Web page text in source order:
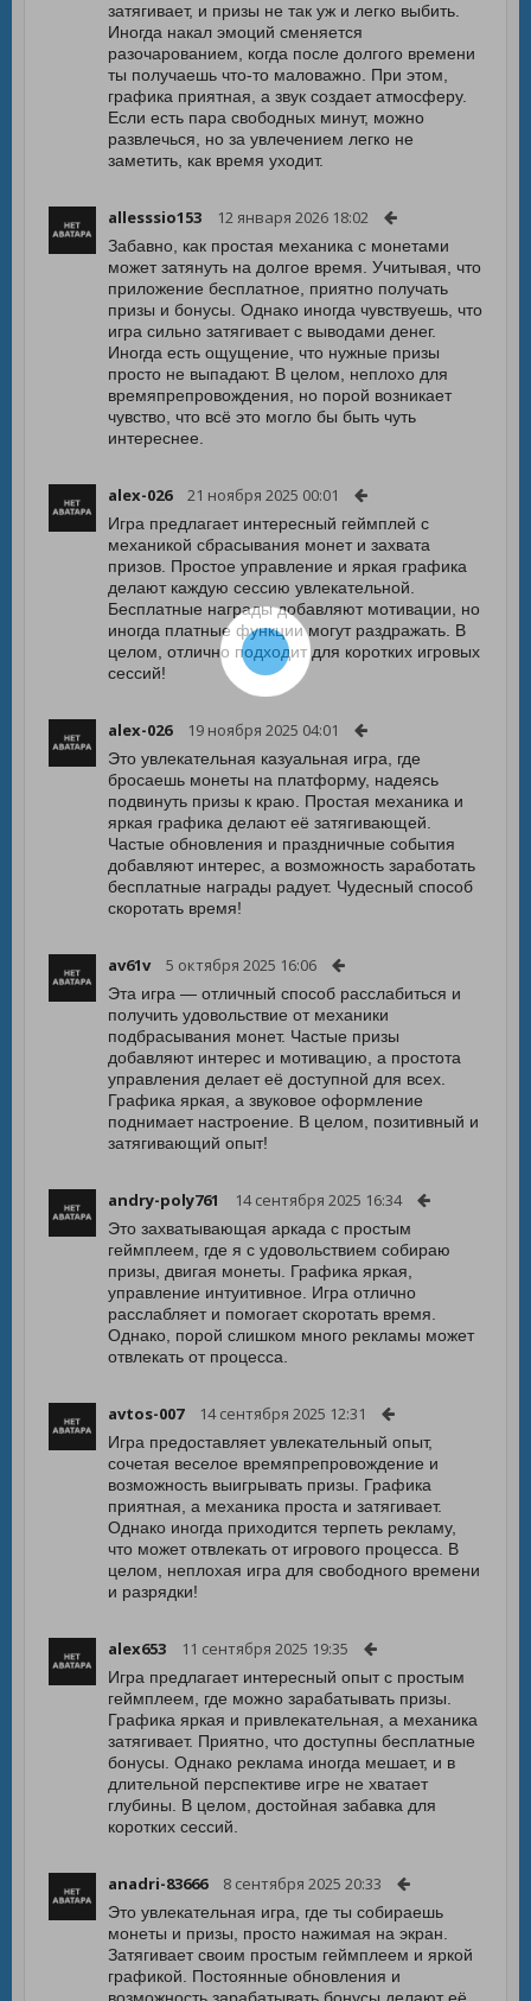
затягивает, и призы не так уж и легко выбить.
Иногда накал эмоций сменяется
разочарованием, когда после долгого времени
ты получаешь что-то маловажно. При этом,
графика приятная, а звук создает атмосферу.
Если есть пара свободных минут, можно
развлечься, но за увлечением легко не
заметить, как время уходит.
allesssio153 12 января 2026 18:02
Забавно, как простая механика с монетами
может затянуть на долгое время. Учитывая, что
приложение бесплатное, приятно получать
призы и бонусы. Однако иногда чувствуешь, что
игра сильно затягивает с выводами денег.
Иногда есть ощущение, что нужные призы
просто не выпадают. В целом, неплохо для
времяпрепровождения, но порой возникает
чувство, что всё это могло бы быть чуть
интереснее.
alex-026 21 ноября 2025 00:01
Игра предлагает интересный геймплей с
механикой сбрасывания монет и захвата
призов. Простое управление и яркая графика
делают каждую сессию увлекательной.
Бесплатные награды добавляют мотивации, но
иногда платные функции могут раздражать. В
целом, отлично подходит для коротких игровых
сессий!
alex-026 19 ноября 2025 04:01
Это увлекательная казуальная игра, где
бросаешь монеты на платформу, надеясь
подвинуть призы к краю. Простая механика и
яркая графика делают её затягивающей.
Частые обновления и праздничные события
добавляют интерес, а возможность заработать
бесплатные награды радует. Чудесный способ
скоротать время!
av61v 5 октября 2025 16:06
Эта игра — отличный способ расслабиться и
получить удовольствие от механики
подбрасывания монет. Частые призы
добавляют интерес и мотивацию, а простота
управления делает её доступной для всех.
Графика яркая, а звуковое оформление
поднимает настроение. В целом, позитивный и
затягивающий опыт!
andry-poly761 14 сентября 2025 16:34
Это захватывающая аркада с простым
геймплеем, где я с удовольствием собираю
призы, двигая монеты. Графика яркая,
управление интуитивное. Игра отлично
расслабляет и помогает скоротать время.
Однако, порой слишком много рекламы может
отвлекать от процесса.
avtos-007 14 сентября 2025 12:31
Игра предоставляет увлекательный опыт,
сочетая веселое времяпрепровождение и
возможность выигрывать призы. Графика
приятная, а механика проста и затягивает.
Однако иногда приходится терпеть рекламу,
что может отвлекать от игрового процесса. В
целом, неплохая игра для свободного времени
и разрядки!
alex653 11 сентября 2025 19:35
Игра предлагает интересный опыт с простым
геймплеем, где можно зарабатывать призы.
Графика яркая и привлекательная, а механика
затягивает. Приятно, что доступны бесплатные
бонусы. Однако реклама иногда мешает, и в
длительной перспективе игре не хватает
глубины. В целом, достойная забавка для
коротких сессий.
anadri-83666 8 сентября 2025 20:33
Это увлекательная игра, где ты собираешь
монеты и призы, просто нажимая на экран.
Затягивает своим простым геймплеем и яркой
графикой. Постоянные обновления и